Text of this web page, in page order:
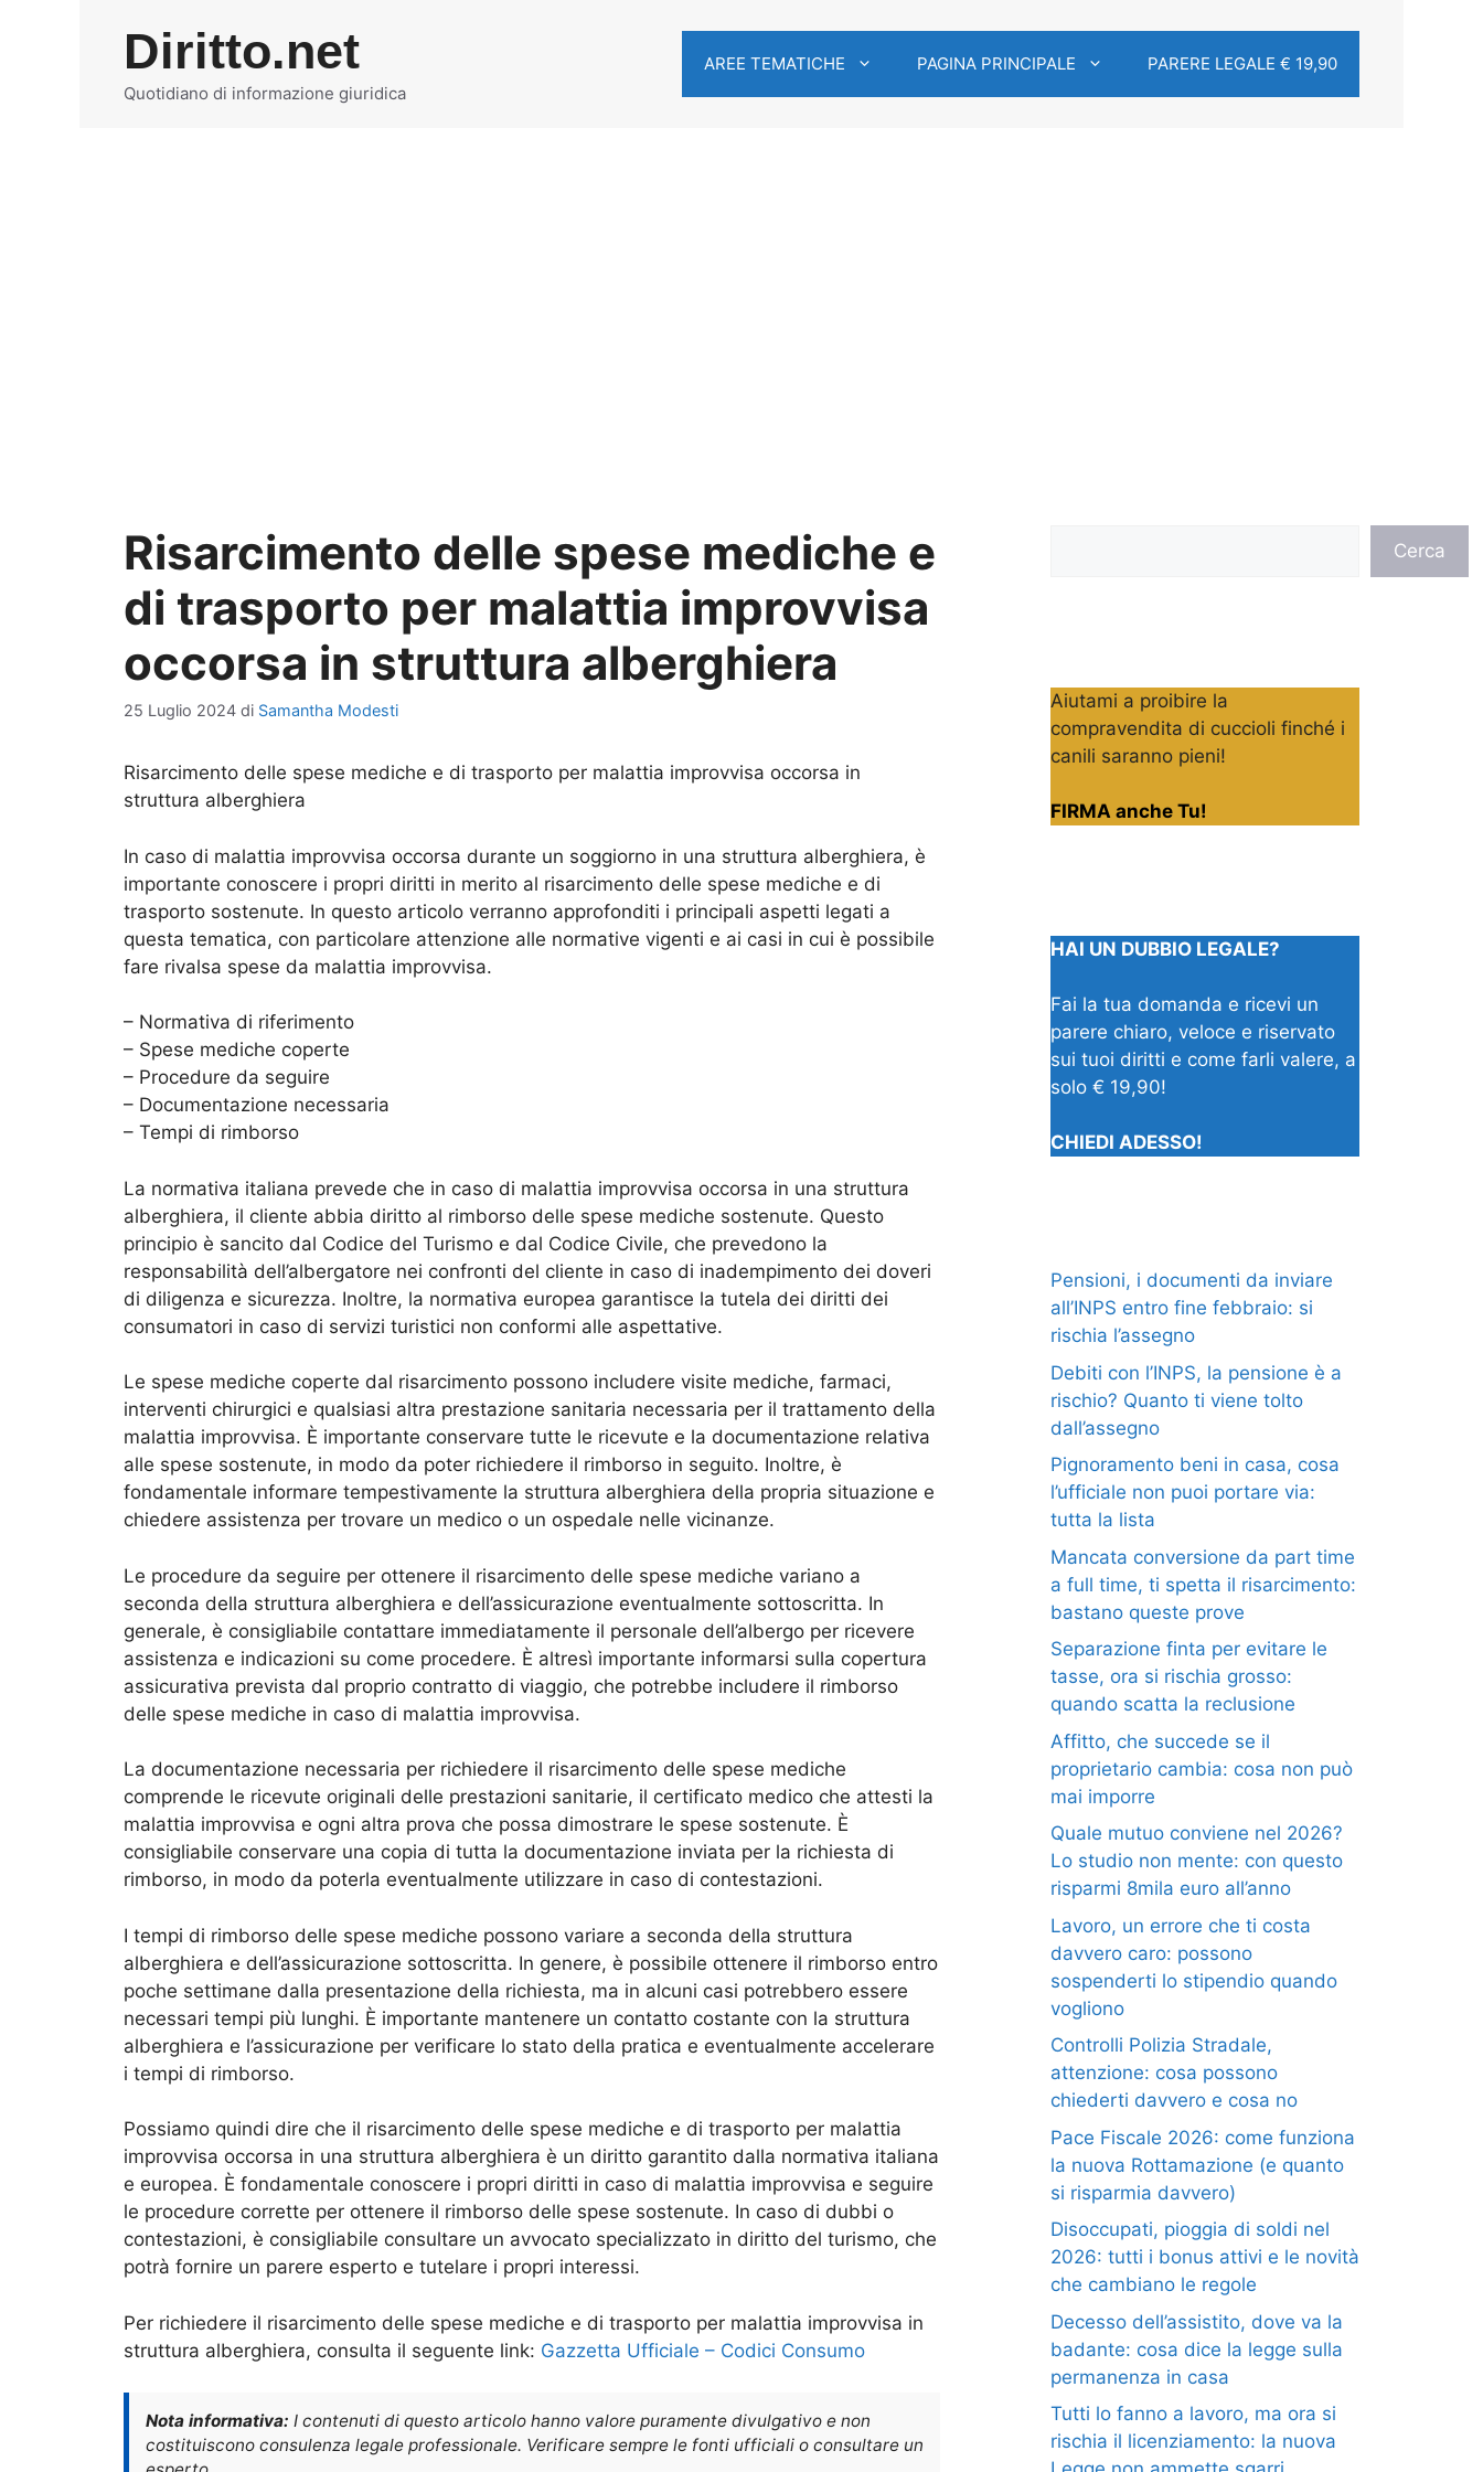
Diritto.net
Quotidiano di informazione giuridica
AREE TEMATICHE PAGINA PRINCIPALE PARERE LEGALE € 19,90
Risarcimento delle spese mediche e
di trasporto per malattia improvvisa
occorsa in struttura alberghiera
25 Luglio 2024 di Samantha Modesti
Risarcimento delle spese mediche e di trasporto per malattia improvvisa occorsa in
struttura alberghiera
In caso di malattia improvvisa occorsa durante un soggiorno in una struttura alberghiera, è
importante conoscere i propri diritti in merito al risarcimento delle spese mediche e di
trasporto sostenute. In questo articolo verranno approfonditi i principali aspetti legati a
questa tematica, con particolare attenzione alle normative vigenti e ai casi in cui è possibile
fare rivalsa spese da malattia improvvisa.
– Normativa di riferimento
– Spese mediche coperte
– Procedure da seguire
– Documentazione necessaria
– Tempi di rimborso
La normativa italiana prevede che in caso di malattia improvvisa occorsa in una struttura
alberghiera, il cliente abbia diritto al rimborso delle spese mediche sostenute. Questo
principio è sancito dal Codice del Turismo e dal Codice Civile, che prevedono la
responsabilità dell’albergatore nei confronti del cliente in caso di inadempimento dei doveri
di diligenza e sicurezza. Inoltre, la normativa europea garantisce la tutela dei diritti dei
consumatori in caso di servizi turistici non conformi alle aspettative.
Le spese mediche coperte dal risarcimento possono includere visite mediche, farmaci,
interventi chirurgici e qualsiasi altra prestazione sanitaria necessaria per il trattamento della
malattia improvvisa. È importante conservare tutte le ricevute e la documentazione relativa
alle spese sostenute, in modo da poter richiedere il rimborso in seguito. Inoltre, è
fondamentale informare tempestivamente la struttura alberghiera della propria situazione e
chiedere assistenza per trovare un medico o un ospedale nelle vicinanze.
Le procedure da seguire per ottenere il risarcimento delle spese mediche variano a
seconda della struttura alberghiera e dell’assicurazione eventualmente sottoscritta. In
generale, è consigliabile contattare immediatamente il personale dell’albergo per ricevere
assistenza e indicazioni su come procedere. È altresì importante informarsi sulla copertura
assicurativa prevista dal proprio contratto di viaggio, che potrebbe includere il rimborso
delle spese mediche in caso di malattia improvvisa.
La documentazione necessaria per richiedere il risarcimento delle spese mediche
comprende le ricevute originali delle prestazioni sanitarie, il certificato medico che attesti la
malattia improvvisa e ogni altra prova che possa dimostrare le spese sostenute. È
consigliabile conservare una copia di tutta la documentazione inviata per la richiesta di
rimborso, in modo da poterla eventualmente utilizzare in caso di contestazioni.
I tempi di rimborso delle spese mediche possono variare a seconda della struttura
alberghiera e dell’assicurazione sottoscritta. In genere, è possibile ottenere il rimborso entro
poche settimane dalla presentazione della richiesta, ma in alcuni casi potrebbero essere
necessari tempi più lunghi. È importante mantenere un contatto costante con la struttura
alberghiera e l’assicurazione per verificare lo stato della pratica e eventualmente accelerare
i tempi di rimborso.
Possiamo quindi dire che il risarcimento delle spese mediche e di trasporto per malattia
improvvisa occorsa in una struttura alberghiera è un diritto garantito dalla normativa italiana
e europea. È fondamentale conoscere i propri diritti in caso di malattia improvvisa e seguire
le procedure corrette per ottenere il rimborso delle spese sostenute. In caso di dubbi o
contestazioni, è consigliabile consultare un avvocato specializzato in diritto del turismo, che
potrà fornire un parere esperto e tutelare i propri interessi.
Per richiedere il risarcimento delle spese mediche e di trasporto per malattia improvvisa in
struttura alberghiera, consulta il seguente link: Gazzetta Ufficiale – Codici Consumo
Nota informativa: I contenuti di questo articolo hanno valore puramente divulgativo e non
costituiscono consulenza legale professionale. Verificare sempre le fonti ufficiali o consultare un
Cerca
Aiutami a proibire la
compravendita di cuccioli finché i
canili saranno pieni!
FIRMA anche Tu!
HAI UN DUBBIO LEGALE?
Fai la tua domanda e ricevi un
parere chiaro, veloce e riservato
sui tuoi diritti e come farli valere, a
solo € 19,90!
CHIEDI ADESSO!
Pensioni, i documenti da inviare
all’INPS entro fine febbraio: si
rischia l’assegno
Debiti con l’INPS, la pensione è a
rischio? Quanto ti viene tolto
dall’assegno
Pignoramento beni in casa, cosa
l’ufficiale non puoi portare via:
tutta la lista
Mancata conversione da part time
a full time, ti spetta il risarcimento:
bastano queste prove
Separazione finta per evitare le
tasse, ora si rischia grosso:
quando scatta la reclusione
Affitto, che succede se il
proprietario cambia: cosa non può
mai imporre
Quale mutuo conviene nel 2026?
Lo studio non mente: con questo
risparmi 8mila euro all’anno
Lavoro, un errore che ti costa
davvero caro: possono
sospenderti lo stipendio quando
vogliono
Controlli Polizia Stradale,
attenzione: cosa possono
chiederti davvero e cosa no
Pace Fiscale 2026: come funziona
la nuova Rottamazione (e quanto
si risparmia davvero)
Disoccupati, pioggia di soldi nel
2026: tutti i bonus attivi e le novità
che cambiano le regole
Decesso dell’assistito, dove va la
badante: cosa dice la legge sulla
permanenza in casa
Tutti lo fanno a lavoro, ma ora si
rischia il licenziamento: la nuova